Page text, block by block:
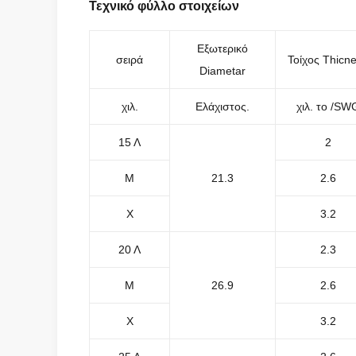
Τεχνικό φύλλο στοιχείων
σειρά
Εξωτερικό
Diametar
Τοίχος
χιλ. Ελάχιστος. χιλ. το /
15 Λ
21.3
2
Μ 2.6
Χ 3.2
20 Λ
26.9
2.3
Μ 2.6
Χ 3.2